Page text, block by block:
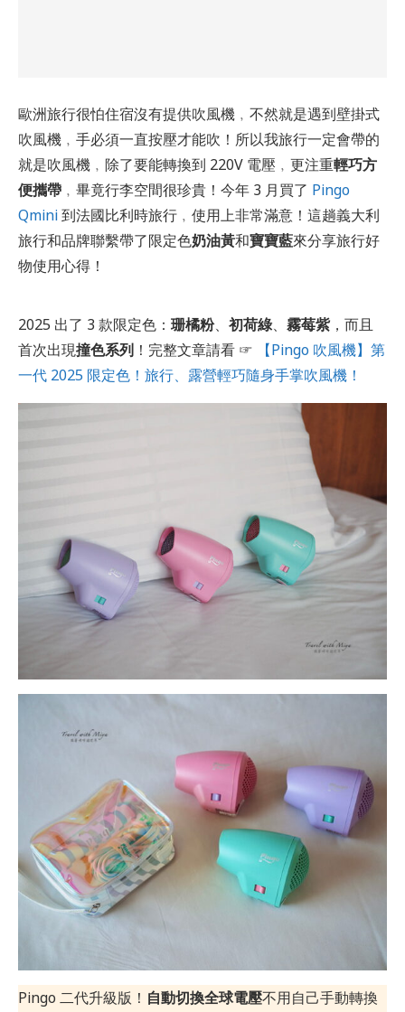
歐洲旅行很怕住宿沒有提供吹風機﹐不然就是遇到壁掛式
吹風機﹐手必須一直按壓才能吹！所以我旅行一定會帶的
就是吹風機﹐除了要能轉換到 220V 電壓﹐更注重輕巧方
便攜帶 ﹐畢竟行李空間很珍貴！今年 3 月買了 Pingo
Qmini到法國比利時旅行﹐使用上非常滿意！這趟義大利
旅行和品牌聯繫帶了限定色奶油黃和寶寶藍來分享旅行好
物使用心得！
2025 出了 3 款限定色： 珊橘粉、 初荷綠、 霧莓紫 ，而且
首次出現撞色系列 ！完整文章請看 ☞
【Pingo 吹風機】第
一代 2025 限定色！旅行、露營輕巧隨身手掌吹風機！
Pingo 二代升級版！ 自動切換全球電壓不用自己手動轉換